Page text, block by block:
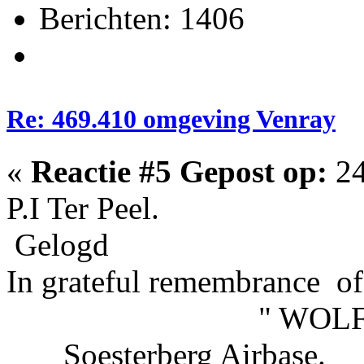
Berichten: 1406
Re: 469.410 omgeving Venray
« Reactie #5 Gepost op:
P.I Ter Peel.
Gelogd
In grateful remembrance
"
Soesterberg